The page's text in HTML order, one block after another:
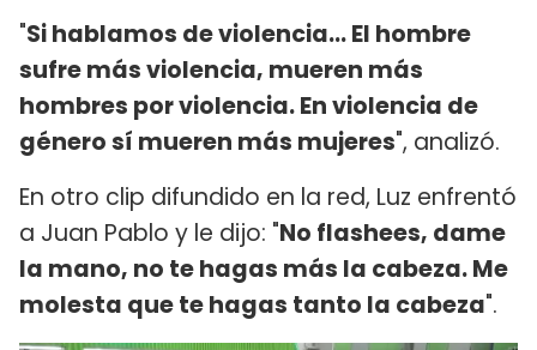
"Si hablamos de violencia... El hombre
sufre más violencia, mueren más
hombres por violencia. En violencia de
género sí mueren más mujeres", analizó.
En otro clip difundido en la red, Luz enfrentó
a Juan Pablo y le dijo: "No flashees, dame
la mano, no te hagas más la cabeza. Me
molesta que te hagas tanto la cabeza".